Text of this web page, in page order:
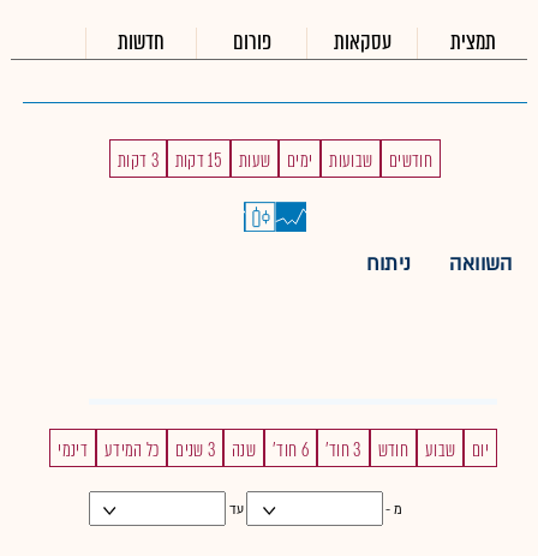
תמצית עסקאות פורום חדשות
חודשים שבועות ימים שעות 15 דקות 3 דקות
השוואה ניתוח
יום שבוע חודש 3 חוד' 6 חוד' שנה 3 שנים כל המידע דינמי
מ - עד